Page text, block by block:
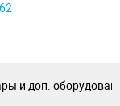
и доп.